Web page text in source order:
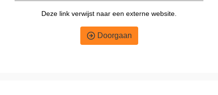
Deze link verwijst naar een externe website.
Doorgaan